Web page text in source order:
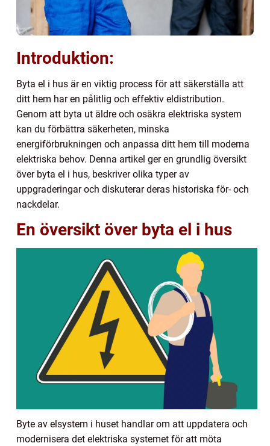
Introduktion:
Byta el i hus är en viktig process för att säkerställa att
ditt hem har en pålitlig och effektiv eldistribution.
Genom att byta ut äldre och osäkra elektriska system
kan du förbättra säkerheten, minska
energiförbrukningen och anpassa ditt hem till moderna
elektriska behov. Denna artikel ger en grundlig översikt
över byta el i hus, beskriver olika typer av
uppgraderingar och diskuterar deras historiska för- och
nackdelar.
En översikt över byta el i hus
Byte av elsystem i huset handlar om att uppdatera och
modernisera det elektriska systemet för att möta